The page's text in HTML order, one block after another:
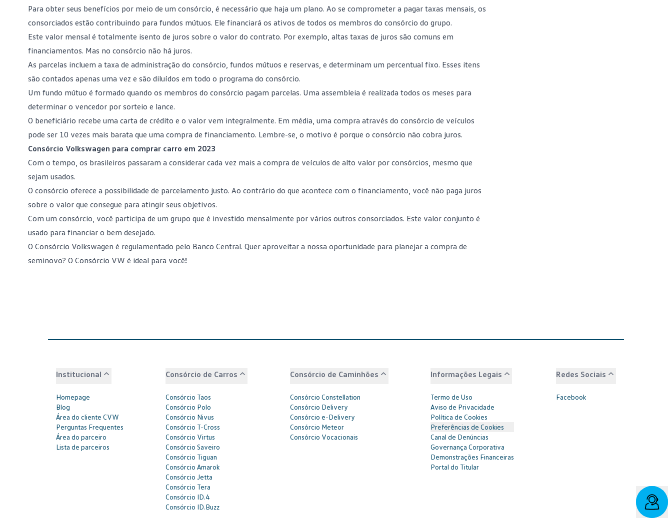
Para obter seus benefícios por meio de um consórcio, é necessário que haja um plano. Ao se comprometer a pagar taxas mensais, os
consorciados estão contribuindo para fundos mútuos. Ele financiará os ativos de todos os membros do consórcio do grupo.
Este valor mensal é totalmente isento de juros sobre o valor do contrato. Por exemplo, altas taxas de juros são comuns em
financiamentos. Mas no consórcio não há juros.
As parcelas incluem a taxa de administração do consórcio, fundos mútuos e reservas, e determinam um percentual fixo. Esses itens
são contados apenas uma vez e são diluídos em todo o programa do consórcio.
Um fundo mútuo é formado quando os membros do consórcio pagam parcelas. Uma assembleia é realizada todos os meses para
determinar o vencedor por sorteio e lance.
O beneficiário recebe uma carta de crédito e o valor vem integralmente. Em média, uma compra através do consórcio de veículos
pode ser 10 vezes mais barata que uma compra de financiamento. Lembre-se, o motivo é porque o consórcio não cobra juros.
Consórcio Volkswagen para comprar carro em 2023
Com o tempo, os brasileiros passaram a considerar cada vez mais a compra de veículos de alto valor por consórcios, mesmo que
sejam usados.
O consórcio oferece a possibilidade de parcelamento justo. Ao contrário do que acontece com o financiamento, você não paga juros
sobre o valor que consegue para atingir seus objetivos.
Com um consórcio, você participa de um grupo que é investido mensalmente por vários outros consorciados. Este valor conjunto é
usado para financiar o bem desejado.
O Consórcio Volkswagen é regulamentado pelo Banco Central. Quer aproveitar a nossa oportunidade para planejar a compra de
seminovo? O Consórcio VW é ideal para você!
Institucional
Homepage
Blog
Área do cliente CVW
Perguntas Frequentes
Área do parceiro
Lista de parceiros
Consórcio de Carros
Consórcio Taos
Consórcio Polo
Consórcio Nivus
Consórcio T-Cross
Consórcio Virtus
Consórcio Saveiro
Consórcio Tiguan
Consórcio Amarok
Consórcio Jetta
Consórcio Tera
Consórcio ID.4
Consórcio ID.Buzz
Consórcio de Caminhões
Consórcio Constellation
Consórcio Delivery
Consórcio e-Delivery
Consórcio Meteor
Consórcio Vocacionais
Informações Legais
Termo de Uso
Aviso de Privacidade
Política de Cookies
Preferências de Cookies
Canal de Denúncias
Governança Corporativa
Demonstrações Financeiras
Portal do Titular
Redes Sociais
Facebook